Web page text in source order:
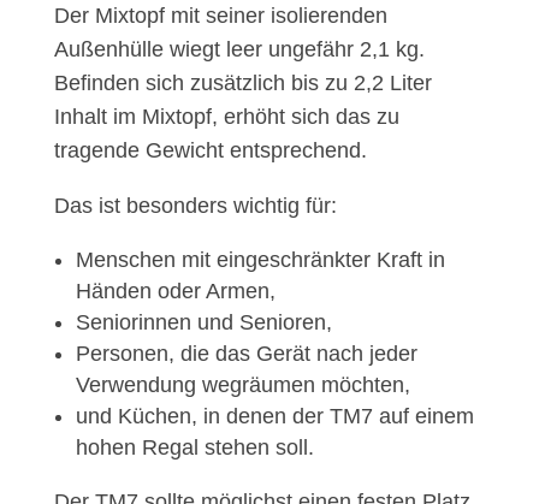
Der Mixtopf mit seiner isolierenden
Außenhülle wiegt leer ungefähr 2,1 kg.
Befinden sich zusätzlich bis zu 2,2 Liter
Inhalt im Mixtopf, erhöht sich das zu
tragende Gewicht entsprechend.
Das ist besonders wichtig für:
Menschen mit eingeschränkter Kraft in
Händen oder Armen,
Seniorinnen und Senioren,
Personen, die das Gerät nach jeder
Verwendung wegräumen möchten,
und Küchen, in denen der TM7 auf einem
hohen Regal stehen soll.